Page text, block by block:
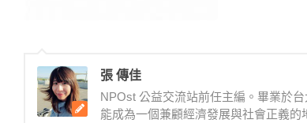
張 傳佳
NPOst 公益交流站前任主編。畢業於
能成為一個兼顧經濟發展與社會正義